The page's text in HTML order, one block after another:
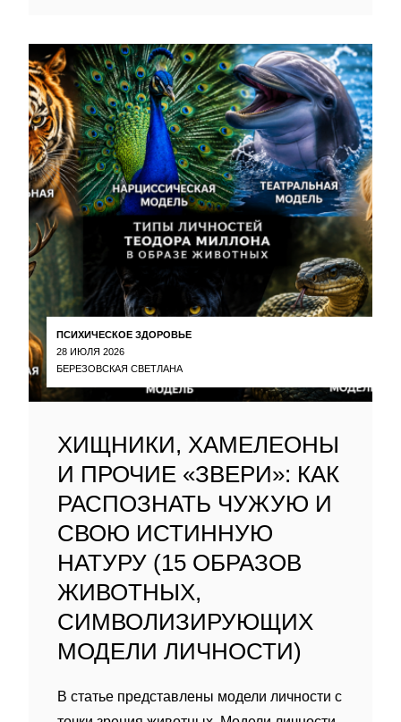
ПСИХИЧЕСКОЕ ЗДОРОВЬЕ
28 ИЮЛЯ 2026
БЕРЕЗОВСКАЯ СВЕТЛАНА
ХИЩНИКИ, ХАМЕЛЕОНЫ
И ПРОЧИЕ «ЗВЕРИ»: КАК
РАСПОЗНАТЬ ЧУЖУЮ И
СВОЮ ИСТИННУЮ
НАТУРУ (15 ОБРАЗОВ
ЖИВОТНЫХ,
СИМВОЛИЗИРУЮЩИХ
МОДЕЛИ ЛИЧНОСТИ)
В статье представлены модели личности с